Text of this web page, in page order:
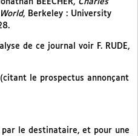
BEECHER, Charles
, Berkeley : University
de ce journal voir F. RUDE,
(citant le prospectus annonçant
le destinataire, et pour une